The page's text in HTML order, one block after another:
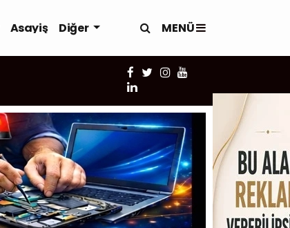
Asayiş Diğer MENÜ
18:51 -Özmen